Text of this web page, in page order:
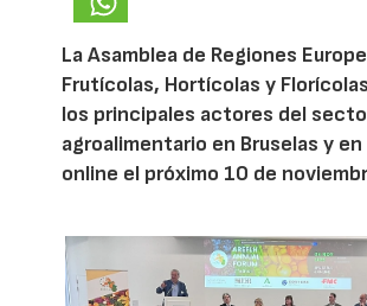
La Asamblea de Regiones
Frutícolas, Hortícolas y
los principales actores del
agroalimentario en Bruselas y
online el próximo 10 de